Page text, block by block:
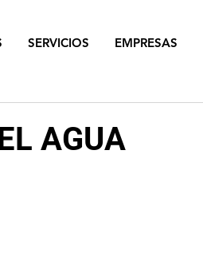
SERVICIOS EMPRESAS
AGUA